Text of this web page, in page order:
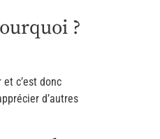
?
c’est donc
d’autres